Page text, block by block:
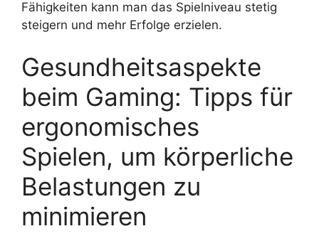
Fähigkeiten kann man das Spielniveau stetig
steigern und mehr Erfolge erzielen.
Gesundheitsaspekte
beim Gaming: Tipps für
ergonomisches
Spielen, um körperliche
Belastungen zu
minimieren